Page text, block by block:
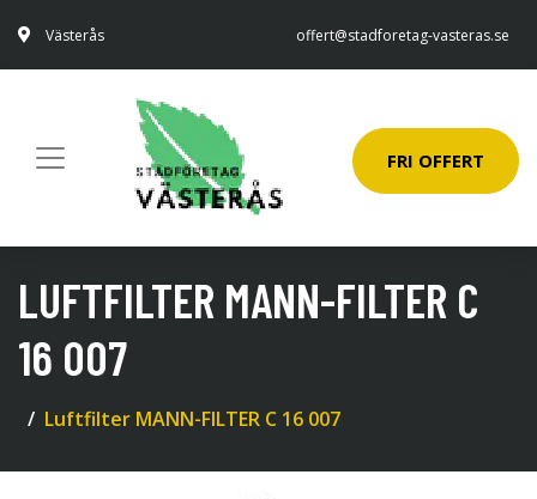
Västerås offert@stadforetag-vasteras.se
FRI OFFERT
LUFTFILTER MANN-FILTER C
16 007
Luftfilter MANN-FILTER C 16 007